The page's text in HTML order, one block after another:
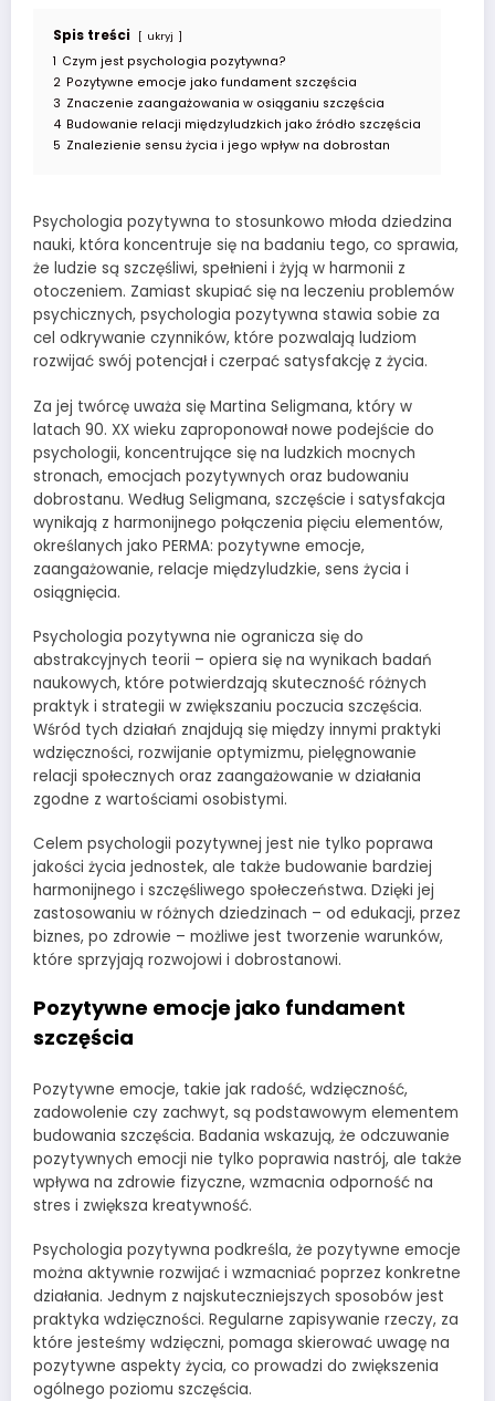
Spis treści ukryj
1 Czym jest psychologia pozytywna?
2 Pozytywne emocje jako fundament szczęścia
3 Znaczenie zaangażowania w osiąganiu szczęścia
4 Budowanie relacji międzyludzkich jako źródło szczęścia
5 Znalezienie sensu życia i jego wpływ na dobrostan
Psychologia pozytywna to stosunkowo młoda dziedzina
nauki, która koncentruje się na badaniu tego, co sprawia,
że ludzie są szczęśliwi, spełnieni i żyją w harmonii z
otoczeniem. Zamiast skupiać się na leczeniu problemów
psychicznych, psychologia pozytywna stawia sobie za
cel odkrywanie czynników, które pozwalają ludziom
rozwijać swój potencjał i czerpać satysfakcję z życia.
Za jej twórcę uważa się Martina Seligmana, który w
latach 90. XX wieku zaproponował nowe podejście do
psychologii, koncentrujące się na ludzkich mocnych
stronach, emocjach pozytywnych oraz budowaniu
dobrostanu. Według Seligmana, szczęście i satysfakcja
wynikają z harmonijnego połączenia pięciu elementów,
określanych jako PERMA: pozytywne emocje,
zaangażowanie, relacje międzyludzkie, sens życia i
osiągnięcia.
Psychologia pozytywna nie ogranicza się do
abstrakcyjnych teorii – opiera się na wynikach badań
naukowych, które potwierdzają skuteczność różnych
praktyk i strategii w zwiększaniu poczucia szczęścia.
Wśród tych działań znajdują się między innymi praktyki
wdzięczności, rozwijanie optymizmu, pielęgnowanie
relacji społecznych oraz zaangażowanie w działania
zgodne z wartościami osobistymi.
Celem psychologii pozytywnej jest nie tylko poprawa
jakości życia jednostek, ale także budowanie bardziej
harmonijnego i szczęśliwego społeczeństwa. Dzięki jej
zastosowaniu w różnych dziedzinach – od edukacji, przez
biznes, po zdrowie – możliwe jest tworzenie warunków,
które sprzyjają rozwojowi i dobrostanowi.
Pozytywne emocje jako fundament
szczęścia
Pozytywne emocje, takie jak radość, wdzięczność,
zadowolenie czy zachwyt, są podstawowym elementem
budowania szczęścia. Badania wskazują, że odczuwanie
pozytywnych emocji nie tylko poprawia nastrój, ale także
wpływa na zdrowie fizyczne, wzmacnia odporność na
stres i zwiększa kreatywność.
Psychologia pozytywna podkreśla, że pozytywne emocje
można aktywnie rozwijać i wzmacniać poprzez konkretne
działania. Jednym z najskuteczniejszych sposobów jest
praktyka wdzięczności. Regularne zapisywanie rzeczy, za
które jesteśmy wdzięczni, pomaga skierować uwagę na
pozytywne aspekty życia, co prowadzi do zwiększenia
ogólnego poziomu szczęścia.